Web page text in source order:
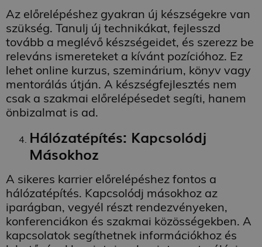
Az előrelépéshez gyakran új készségekre van
szükség. Tanulj új technikákat, fejlesszd
tovább a meglévő készségeidet, és szerezz be
releváns ismereteket a kívánt pozícióhoz. Ez
lehet online kurzus, szeminárium, könyv vagy
mentorálás útján. A készségfejlesztés nem
csak a szakmai előrelépésedet segíti, hanem
önbizalmat is ad.
Hálózatépítés: Kapcsolódj
Másokhoz
A sikeres karrier előrelépéshez fontos a
hálózatépítés. Kapcsolódj másokhoz az
iparágban, vegyél részt rendezvényeken,
konferenciákon és szakmai közösségekben. A
kapcsolatok segíthetnek információkhoz és